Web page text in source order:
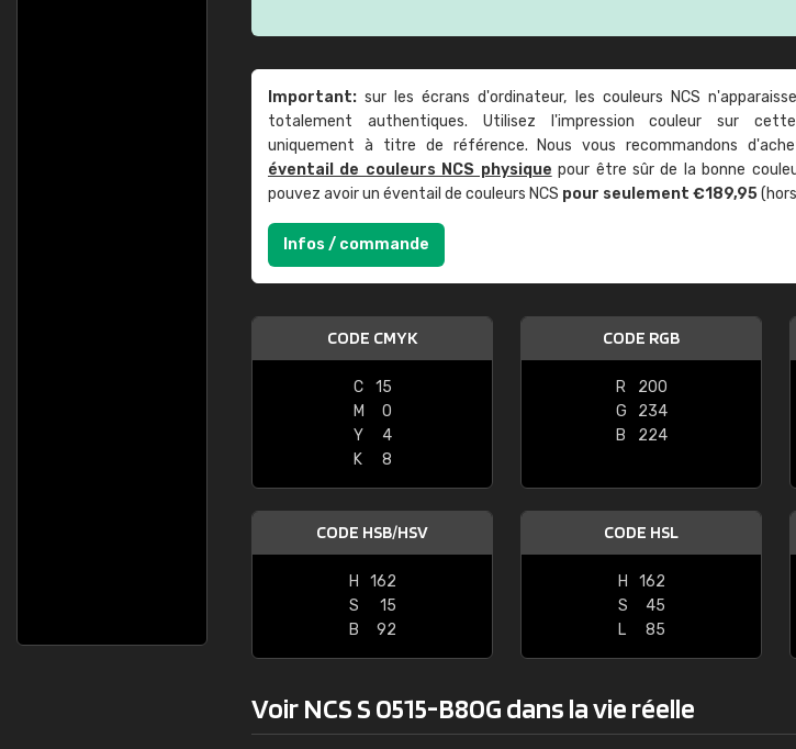
Important: sur les écrans d'ordinateur, les couleurs NCS
totalement authentiques. Utilisez l'impression couleur sur
uniquement à titre de référence. Nous vous recommandons
éventail de couleurs NCS physique pour être sûr de la bonne
pouvez avoir un éventail de couleurs NCS pour seulement €189,95
Infos / commande
CODE CMYK
C
15
M
0
Y
4
K
8
CODE RGB
R
200
G
234
B
224
CODE HSB/HSV
H
162
S
15
B
92
CODE HSL
H
162
S
45
L
85
Voir NCS S 0515-B80G dans la vie réelle
"Le site
sont les
palettes
bien